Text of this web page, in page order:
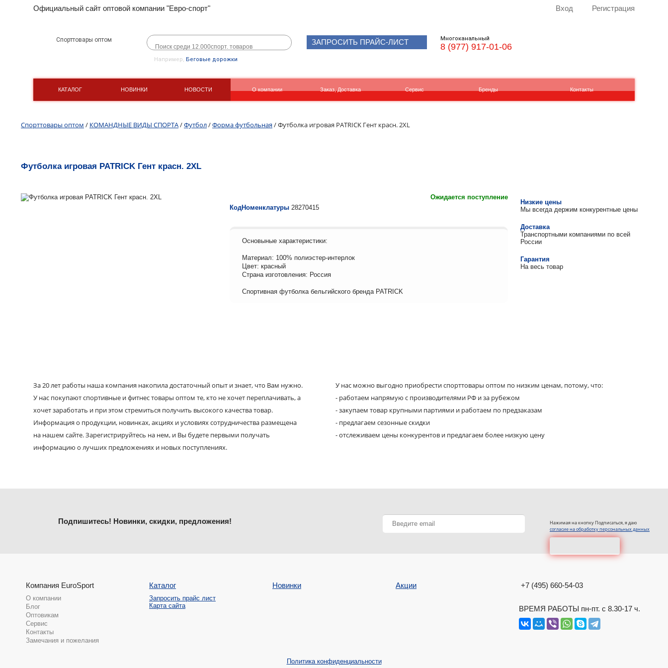
Официальный сайт оптовой компании "Евро-спорт" Вход Регистрация
Спорттовары оптом
Например, Беговые дорожки
ЗАПРОСИТЬ ПРАЙС-ЛИСТ Многоканальный
8 (977) 917-01-06
КАТАЛОГ НОВИНКИ НОВОСТИ О компании Заказ, Доставка Сервис Бренды Контакты
Спорттовары оптом / КОМАНДНЫЕ ВИДЫ СПОРТА/Футбол/Форма футбольная/ Футболка игровая PATRICK Гент красн. 2XL
Футболка игровая PATRICK Гент красн. 2XL
Ожидается поступление
КодНоменклатуры 28270415
Основыные характеристики:
Материал: 100% полиэстер-интерлок
Цвет: красный
Страна изготовления: Россия
Спортивная футболка бельгийского бренда PATRICK
Низкие цены
Мы всегда держим конкурентные цены
Доставка
Транспортными компаниями по всей
России
Гарантия
На весь товар
За 20 лет работы наша компания накопила достаточный опыт и знает, что Вам нужно.
У нас покупают спортивные и фитнес товары оптом те, кто не хочет переплачивать, а
хочет заработать и при этом стремиться получить высокого качества товар.
Информация о продукции, новинках, акциях и условиях сотрудничества размещена
на нашем сайте. Зарегистрируйтесь на нем, и Вы будете первыми получать
информацию о лучших предложениях и новых поступлениях.
У нас можно выгодно приобрести спорттовары оптом по низким ценам, потому, что:
- работаем напрямую с производителями РФ и за рубежом
- закупаем товар крупными партиями и работаем по предзаказам
- предлагаем сезонные скидки
- отслеживаем цены конкурентов и предлагаем более низкую цену
Нажимая на кнопку Подписаться, я даю
согласие на обработку персональных данных
Подпишитесь! Новинки, скидки, предложения!
Компания EuroSport
О компании
Блог
Оптовикам
Сервис
Контакты
Замечания и пожелания
Каталог
Запросить прайс лист
Карта сайта
Новинки Акции +7 (495) 660-54-03
ВРЕМЯ РАБОТЫ пн-пт. с 8.30-17 ч.
Политика конфиденциальности